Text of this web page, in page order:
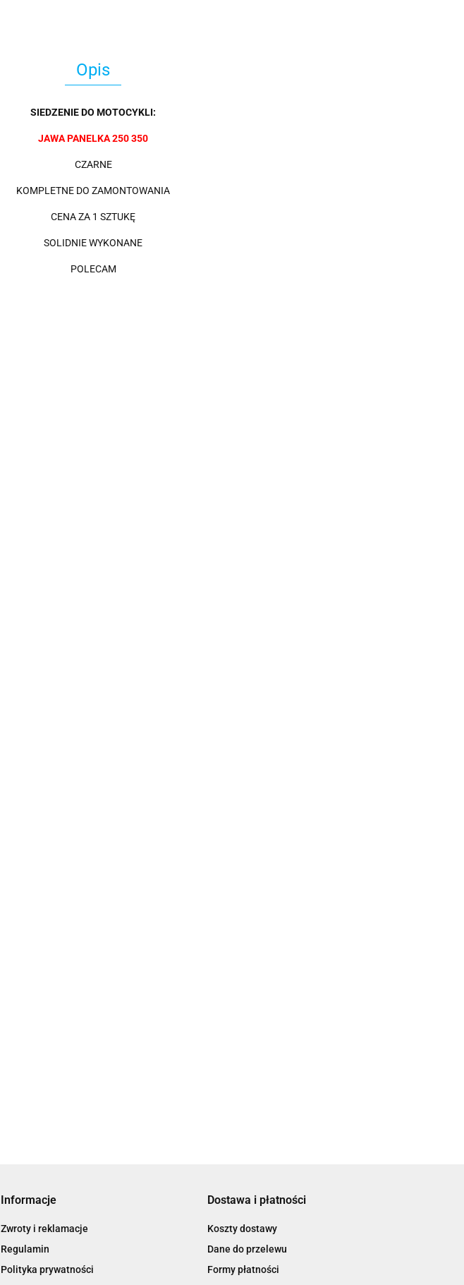
Opis
SIEDZENIE DO MOTOCYKLI:
JAWA PANELKA 250 350
CZARNE
KOMPLETNE DO ZAMONTOWANIA
CENA ZA 1 SZTUKĘ
SOLIDNIE WYKONANE
POLECAM
Informacje
Zwroty i reklamacje
Regulamin
Polityka prywatności
Dostawa i płatności
Koszty dostawy
Dane do przelewu
Formy płatności